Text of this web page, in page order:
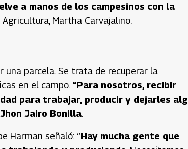
a manos de los campesinos con la
Martha Carvajalino.
una parcela. Se trata de recuperar la
en el campo. “Para nosotros, recibir
para trabajar, producir y dejarles
Jairo Bonilla.
Harman señaló: “Hay mucha gente que